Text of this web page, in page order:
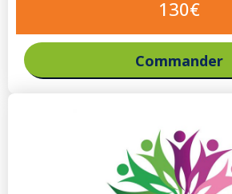
130€
Commander